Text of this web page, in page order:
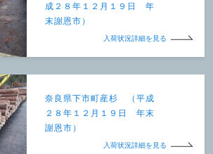
成２８年１２月１９日 年
末謝恩市）
入荷状況詳細を見る
奈良県下市町産杉 （平成
２８年１２月１９日 年末
謝恩市）
入荷状況詳細を見る